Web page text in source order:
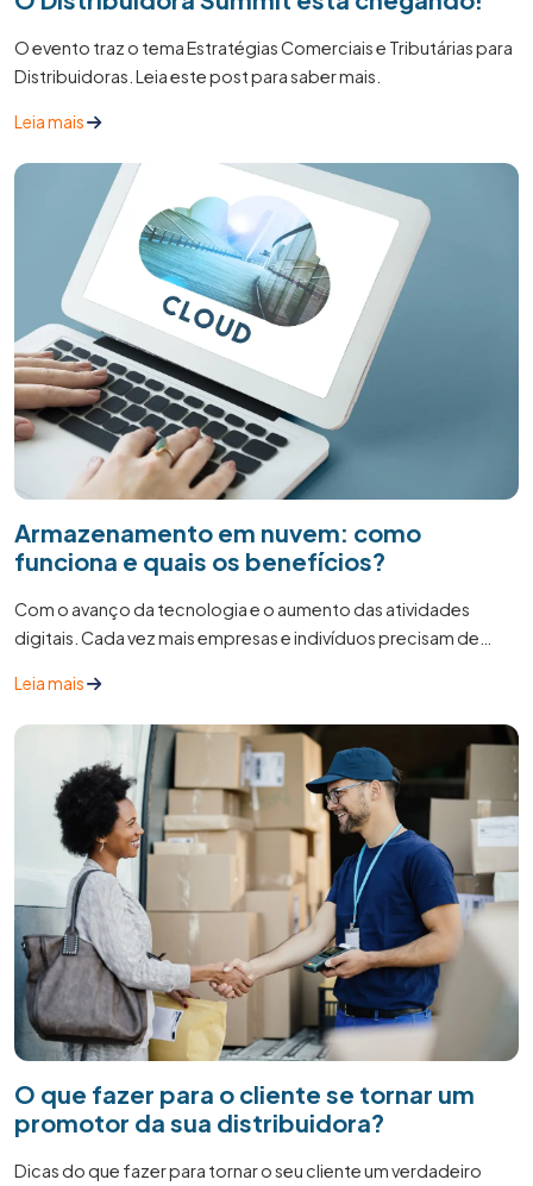
O evento traz o tema Estratégias Comerciais e Tributárias para
Distribuidoras. Leia este post para saber mais.
Leia mais
Armazenamento em nuvem: como
funciona e quais os benefícios?
Com o avanço da tecnologia e o aumento das atividades
digitais. Cada vez mais empresas e indivíduos precisam de
armazenamento em dispositivos físicos, como discos rígidos
e pen drives, pode ser limitado e pouco seguro. É por isso que
o armazenamento em nuvem se tornou uma opção popular e
segura para muitos.
Leia mais
O que fazer para o cliente se tornar um
promotor da sua distribuidora?
Dicas do que fazer para tornar o seu cliente um verdadeiro